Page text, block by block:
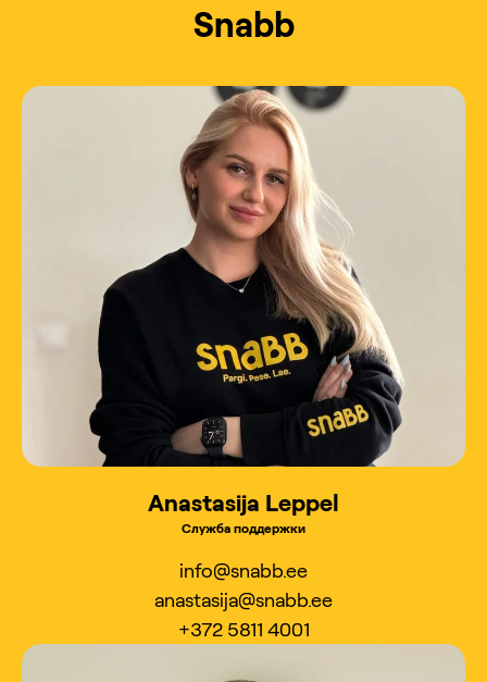
Snabb
Anastasija Leppel
Служба поддержки
info@snabb.ee
anastasija@snabb.ee
+372 5811 4001